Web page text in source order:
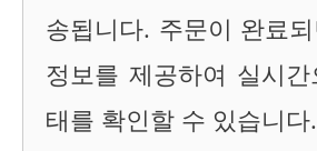
송됩니다. 주문이 완료
정보를 제공하여 실시
태를 확인할 수 있습니다.